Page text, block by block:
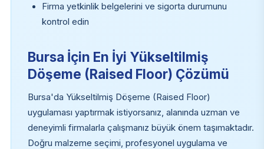
Firma yetkinlik belgelerini ve sigorta durumunu
kontrol edin
Bursa İçin En İyi Yükseltilmiş
Döşeme (Raised Floor) Çözümü
Bursa'da Yükseltilmiş Döşeme (Raised Floor)
uygulaması yaptırmak istiyorsanız, alanında uzman ve
deneyimli firmalarla çalışmanız büyük önem taşımaktadır.
Doğru malzeme seçimi, profesyonel uygulama ve